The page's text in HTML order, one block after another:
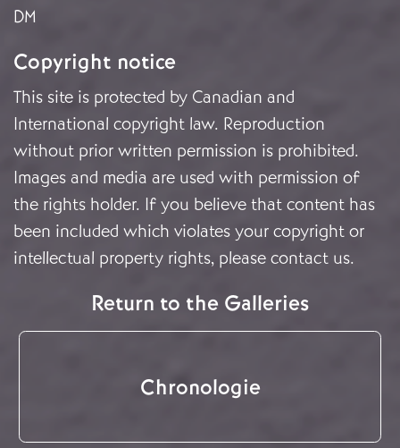
DM
Copyright notice
This site is protected by Canadian and
International copyright law. Reproduction
without prior written permission is prohibited.
Images and media are used with permission of
the rights holder. If you believe that content has
been included which violates your copyright or
intellectual property rights, please contact us.
Return to the Galleries
Chronologie